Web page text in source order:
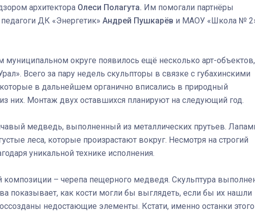
архитектора Олеси Полагута. Им помогали партнёры
ДК «Энергетик» Андрей Пушкарёв и МАОУ «Школа №
муниципальном округе появилось ещё несколько арт-объектов,
Всего за пару недель скульпторы в связке с губахинскими
в дальнейшем органично вписались в природный
них. Монтаж двух оставшихся планируют на следующий год.
медведь, выполненный из металлических прутьев.
леса, которые произрастают вокруг. Несмотря на строгий
уникальной технике исполнения.
композиции – черепа пещерного медведя. Скульптура
показывает, как кости могли бы выглядеть, если бы их нашли
недостающие элементы. Кстати, именно останки этого